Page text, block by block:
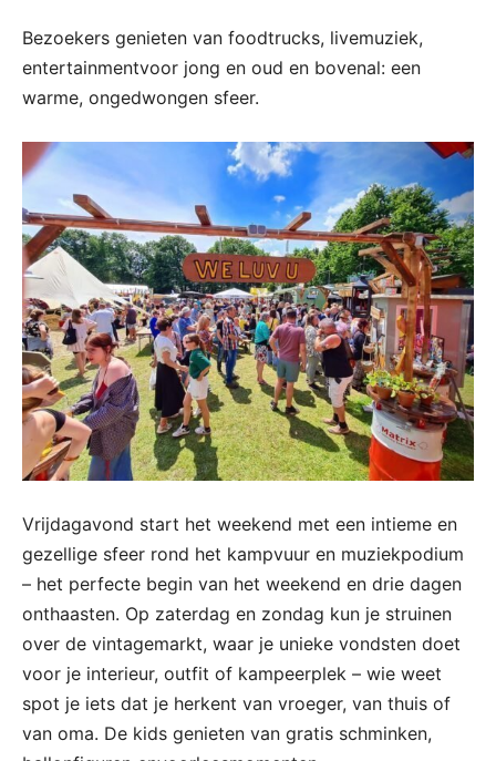
Bezoekers genieten van foodtrucks, livemuziek,
entertainmentvoor jong en oud en bovenal: een
warme, ongedwongen sfeer.
Vrijdagavond start het weekend met een intieme en
gezellige sfeer rond het kampvuur en muziekpodium
– het perfecte begin van het weekend en drie dagen
onthaasten. Op zaterdag en zondag kun je struinen
over de vintagemarkt, waar je unieke vondsten doet
voor je interieur, outfit of kampeerplek – wie weet
spot je iets dat je herkent van vroeger, van thuis of
van oma. De kids genieten van gratis schminken,